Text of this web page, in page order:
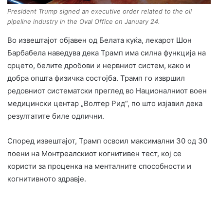
President Trump signed an executive order related to the oil
pipeline industry in the Oval Office on January 24.
Во извештајот објавен од Белата куќа, лекарот Шон
Барбабела наведува дека Трамп има силна функција на
срцето, белите дробови и нервниот систем, како и
добра општа физичка состојба. Трамп го извршил
редовниот систематски преглед во Националниот воен
медицински центар „Волтер Рид“, по што изјавил дека
резултатите биле одлични.
Според извештајот, Трамп освоил максимални 30 од 30
поени на Монтреалскиот когнитивен тест, кој се
користи за проценка на менталните способности и
когнитивното здравје.